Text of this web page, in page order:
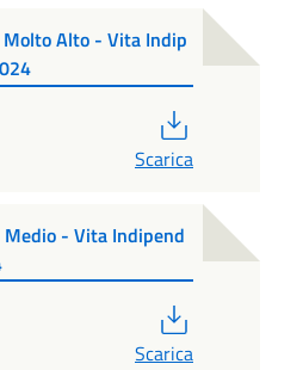
Alto - Vita Indip
Scarica
Medio - Vita Indipend
Scarica